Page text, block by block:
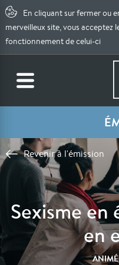
En cliquant sur fermer ou
merveilleux site, vous acceptez
fonctionnement de celui-ci
Revenir à l'émission
Sexisme en
en